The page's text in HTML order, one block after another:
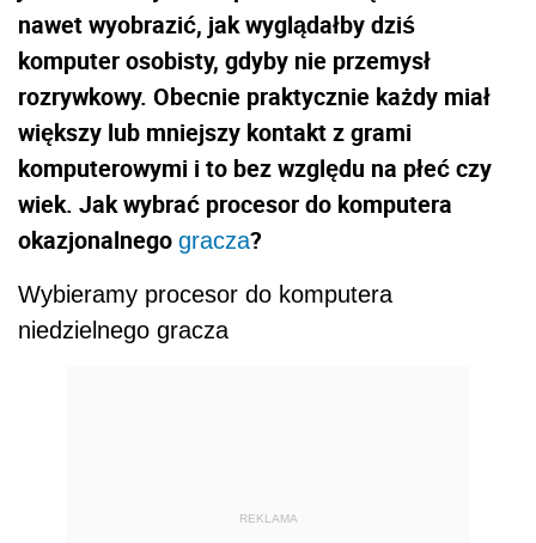
nawet wyobrazić, jak wyglądałby dziś
komputer osobisty, gdyby nie przemysł
rozrywkowy. Obecnie praktycznie każdy miał
większy lub mniejszy kontakt z grami
komputerowymi i to bez względu na płeć czy
wiek. Jak wybrać procesor do komputera
okazjonalnego gracza?
Wybieramy procesor do komputera
niedzielnego gracza
REKLAMA